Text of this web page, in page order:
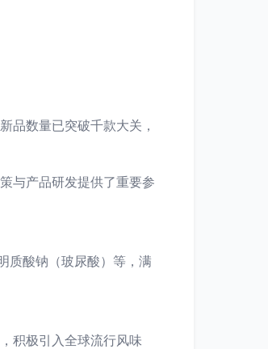
品数量已突破千款大关，
与产品研发提供了重要参
质酸钠（玻尿酸）等，满
积极引入全球流行风味